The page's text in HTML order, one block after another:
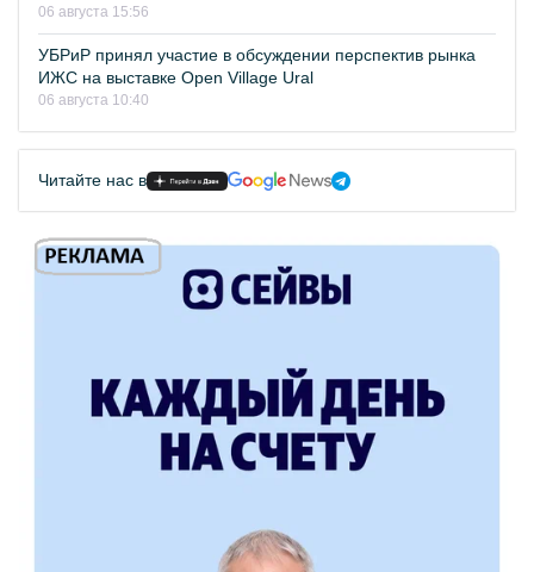
06 августа 15:56
УБРиР принял участие в обсуждении перспектив рынка
ИЖС на выставке Open Village Ural
06 августа 10:40
Читайте нас в